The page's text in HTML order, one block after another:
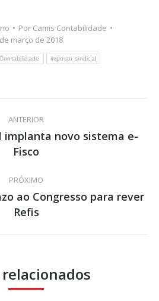
Por Camis Contabilidade
março de 2018
Contabilidade imposto sindical
ANTERIOR
Post
anterior:
implanta novo sistema e-
Fisco
PRÓXIMO
Próximo
post:
ao Congresso para rever
Refis
relacionados